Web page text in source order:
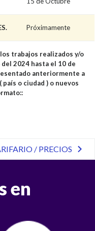
Próximamente
trabajos realizados y/o
2024 hasta el 10 de
anteriormente a
o ciudad ) o nuevos
/ PRECIOS
en